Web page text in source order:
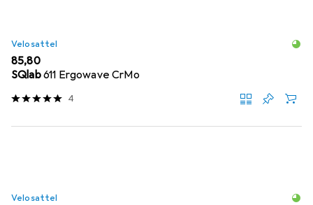
Velosattel
EUR
85,80
SQlab611 Ergowave CrMo
4
Velosattel